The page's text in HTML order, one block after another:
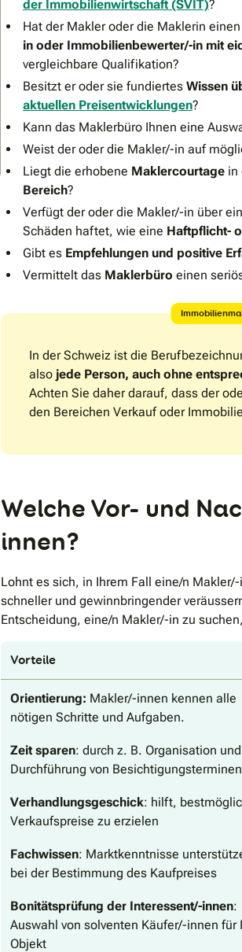
der Immobilienwirtschaft (SVIT)?
Hat der Makler oder die Maklerin einen
in oder Immobilienbewerter/-in mit
vergleichbare Qualifikation?
Besitzt er oder sie fundiertes Wissen
aktuellen Preisentwicklungen?
Kann das Maklerbüro Ihnen eine
Weist der oder die Makler/-in auf
Liegt die erhobene Maklercourtage in
Bereich?
Verfügt der oder die Makler/-in über
Schäden haftet, wie eine Haftpflicht-
Gibt es Empfehlungen und positive
Vermittelt das Maklerbüro einen
In der Schweiz ist die
also jede Person, auch ohne
Achten Sie daher darauf, dass der
den Bereichen Verkauf oder
Welche Vor- und
innen?
Lohnt es sich, in Ihrem Fall eine/n
schneller und gewinnbringender
Entscheidung, eine/n Makler/-in zu
Vorteile
Orientierung: Makler/-innen kennen alle
nötigen Schritte und Aufgaben.
Zeit sparen: durch z. B. Organisation und
Durchführung von Besichtigungsterminen
Verhandlungsgeschick: hilft,
Verkaufspreise zu erzielen
Fachwissen: Marktkenntnisse
bei der Bestimmung des Kaufpreises
Bonitätsprüfung der Interessent/-innen:
Auswahl von solventen Käufer/-innen für
Objekt